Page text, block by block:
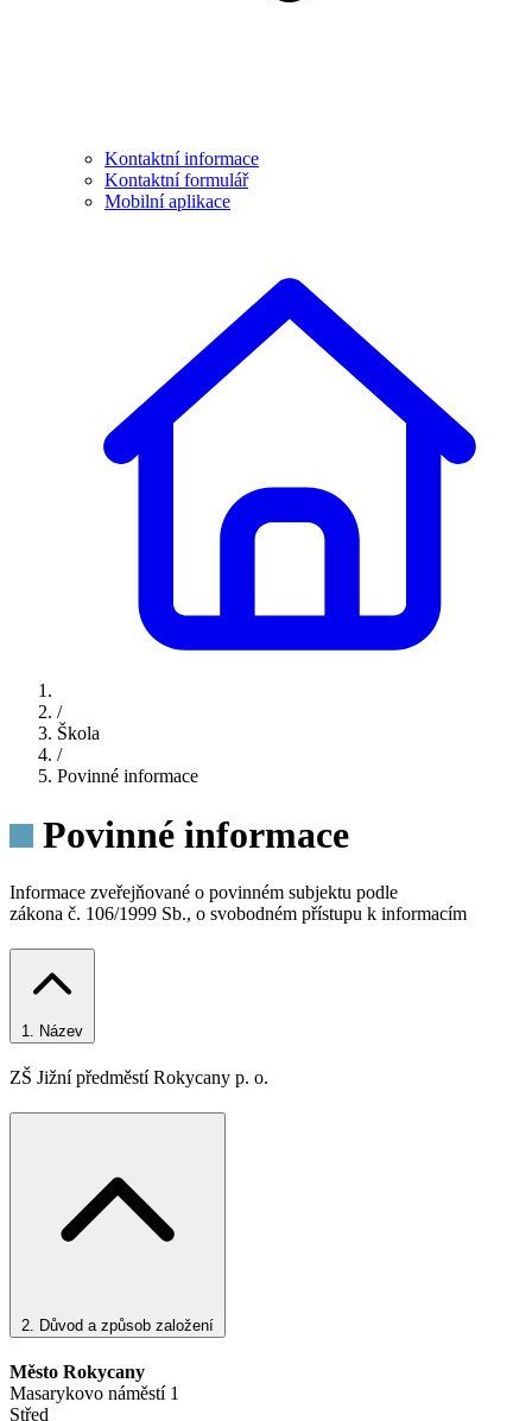
Kontaktní informace
Kontaktní formulář
Mobilní aplikace
/
Škola
/
Povinné informace
Povinné informace
Informace zveřejňované o povinném subjektu podle
zákona č. 106/1999 Sb., o svobodném přístupu k informacím
1. Název
ZŠ Jižní předměstí Rokycany p. o.
2. Důvod a způsob založení
Město Rokycany
Masarykovo náměstí 1
Střed